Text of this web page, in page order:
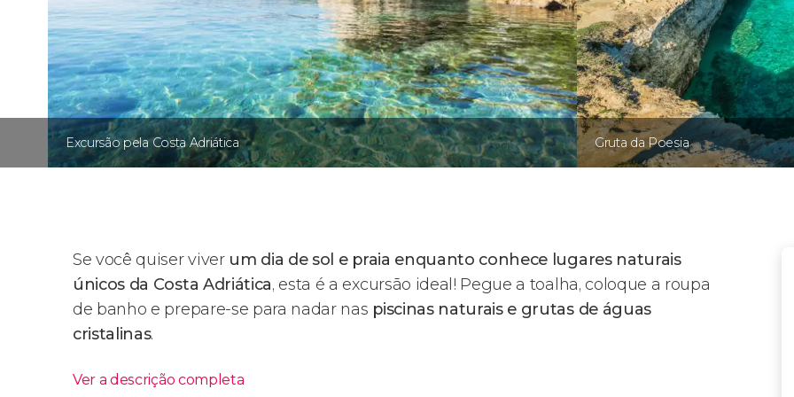
Excursão pela Costa Adriática Gruta da Poesia
Se você quiser viverum dia de sol e praia enquanto conhece lugares naturais
únicos da Costa Adriática, esta é a excursão ideal! Pegue a toalha, coloque a roupa
de banho e prepare-se para nadar nas piscinas naturais e grutas de águas
cristalinas.
Ver a descrição completa